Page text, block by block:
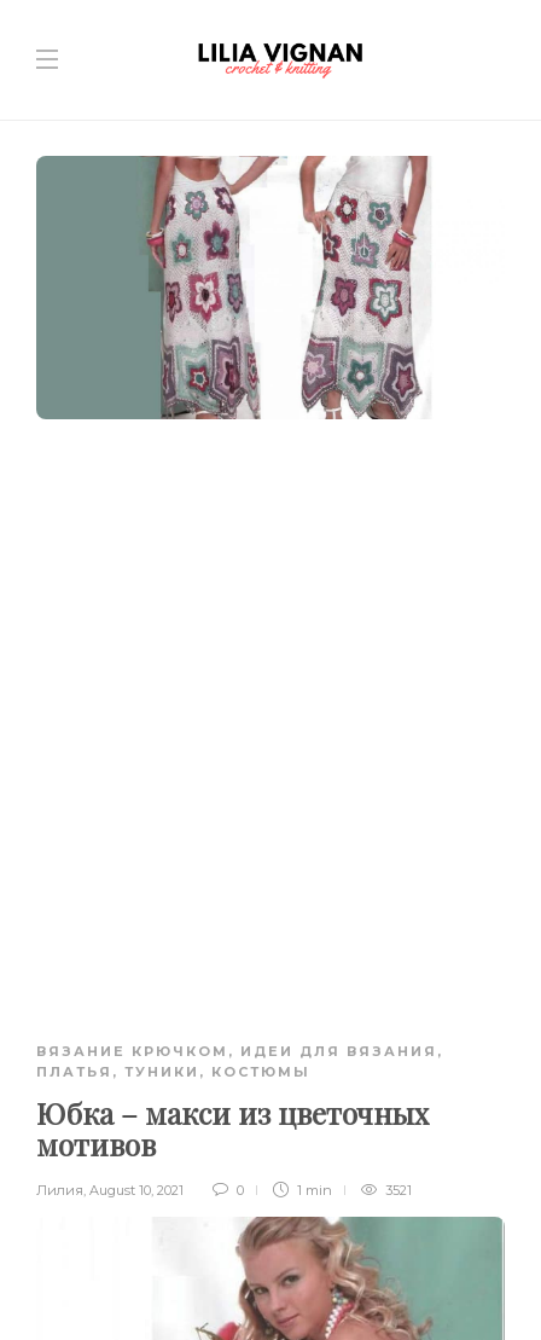
ВЯЗАНИЕ КРЮЧКОМ , ИДЕИ ДЛЯ ВЯЗАНИЯ ,
ПЛАТЬЯ, ТУНИКИ, КОСТЮМЫ
Юбка – макси из цветочных
мотивов
Лилия, August 10, 2021 0 1 min 3521